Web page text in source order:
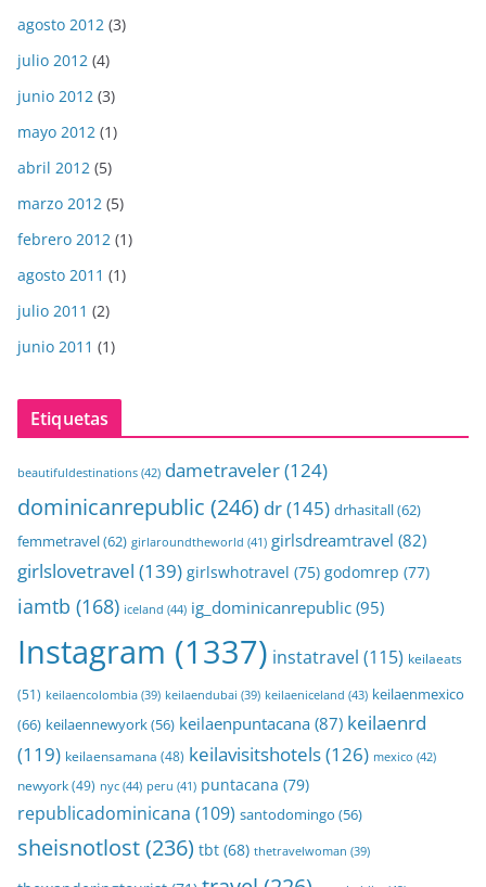
agosto 2012 (3)
julio 2012 (4)
junio 2012 (3)
mayo 2012 (1)
abril 2012 (5)
marzo 2012 (5)
febrero 2012 (1)
agosto 2011 (1)
julio 2011 (2)
junio 2011 (1)
Etiquetas
beautifuldestinations (42) dametraveler(124)
dominicanrepublic (246) dr(145) drhasitall(62)
femmetravel(62) girlaroundtheworld (41) girlsdreamtravel (82)
girlslovetravel (139) girlswhotravel (75) godomrep (77)
iamtb (168) iceland (44) ig_dominicanrepublic (95)
Instagram (1337) instatravel (115) keilaeats
(51) keilaencolombia (39) keilaendubai (39) keilaeniceland (43) keilaenmexico
(66) keilaennewyork(56) keilaenpuntacana (87) keilaenrd
(119) keilaensamana (48) keilavisitshotels(126) mexico (42)
newyork(49) nyc (44) peru (41) puntacana (79)
republicadominicana (109) santodomingo (56)
sheisnotlost(236) tbt (68) thetravelwoman (39)